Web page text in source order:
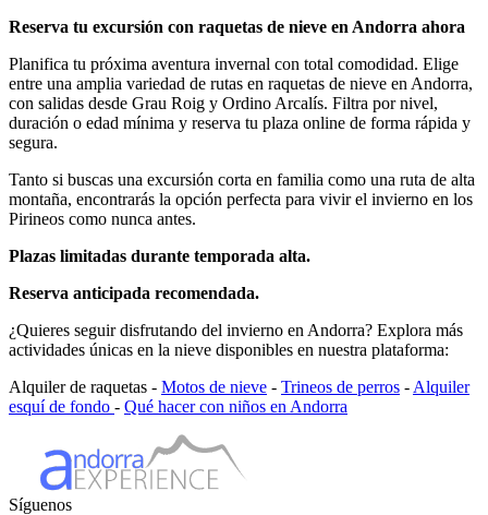
Reserva tu excursión con raquetas de nieve en Andorra ahora
Planifica tu próxima aventura invernal con total comodidad. Elige
entre una amplia variedad de rutas en raquetas de nieve en Andorra,
con salidas desde Grau Roig y Ordino Arcalís. Filtra por nivel,
duración o edad mínima y reserva tu plaza online de forma rápida y
segura.
Tanto si buscas una excursión corta en familia como una ruta de alta
montaña, encontrarás la opción perfecta para vivir el invierno en los
Pirineos como nunca antes.
Plazas limitadas durante temporada alta.
Reserva anticipada recomendada.
¿Quieres seguir disfrutando del invierno en Andorra? Explora más
actividades únicas en la nieve disponibles en nuestra plataforma:
Alquiler de raquetas - Motos de nieve - Trineos de perros - Alquiler
esquí de fondo - Qué hacer con niños en Andorra
Síguenos